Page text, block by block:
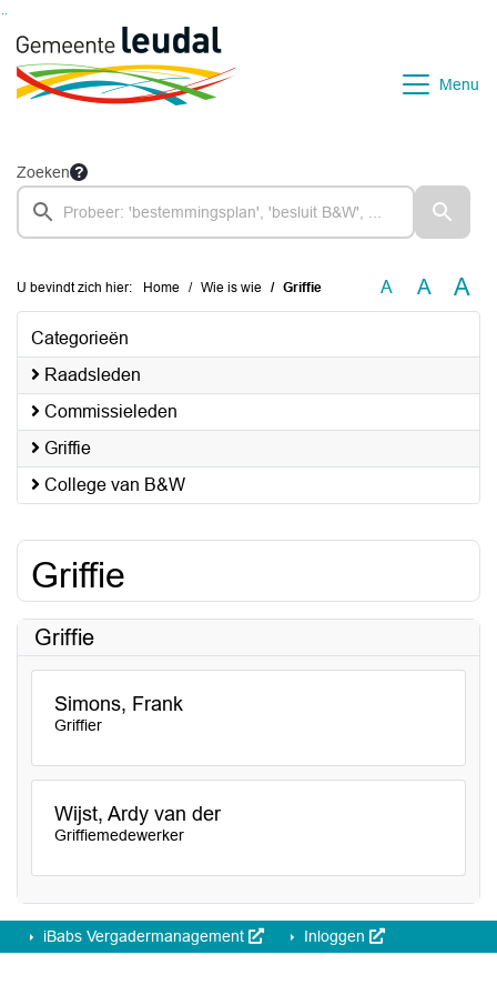
Ga naar de inhoud van deze pagina
Menu
Zoeken
U bevindt zich hier: Home Wie is wie Griffie A A A
Categorieën
Raadsleden
Commissieleden
Griffie
College van B&W
Griffie
Griffie
Simons, Frank
Griffier
Wijst, Ardy van der
Griffiemedewerker
iBabs Vergadermanagement Inloggen